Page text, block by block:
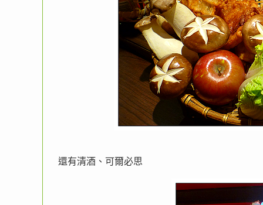
還有清酒、可爾必思